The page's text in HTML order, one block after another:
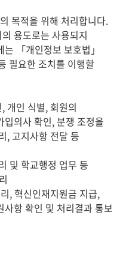
목적을 위해 처리합니다.
용도로는 사용되지
「개인정보 보호법」
필요한 조치를 이행할
개인 식별, 회원의
의사 확인, 분쟁 조정을
, 고지사항 전달 등
및 학교행정 업무 등
, 혁신인재지원금 지급,
항 확인 및 처리결과 통보